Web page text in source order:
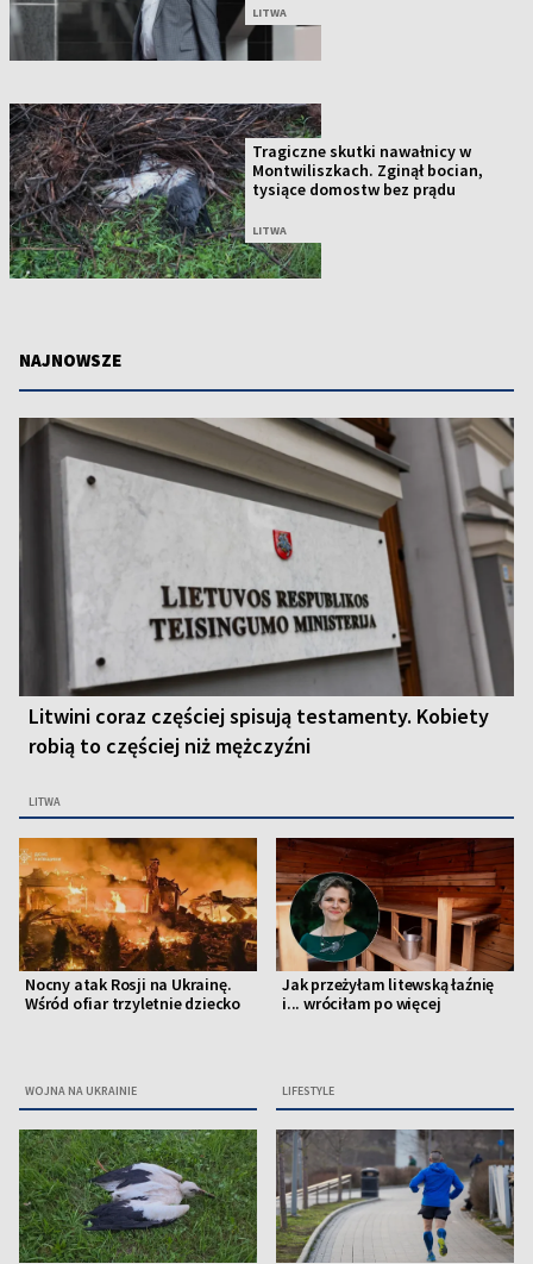
LITWA
Tragiczne skutki nawałnicy w
Montwiliszkach. Zginął bocian,
tysiące domostw bez prądu
LITWA
NAJNOWSZE
Litwini coraz częściej spisują testamenty. Kobiety
robią to częściej niż mężczyźni
LITWA
Nocny atak Rosji na Ukrainę.
Wśród ofiar trzyletnie dziecko
WOJNA NA UKRAINIE
Jak przeżyłam litewską łaźnię
i... wróciłam po więcej
LIFESTYLE